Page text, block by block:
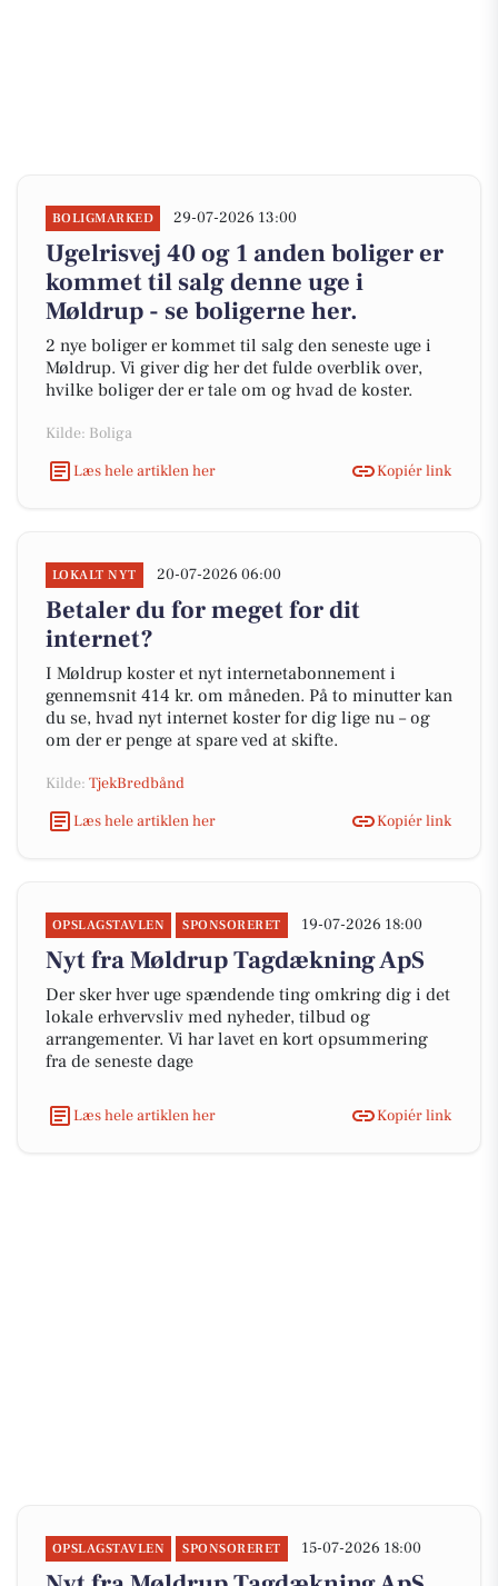
BOLIGMARKED 29-07-2026 13:00
Ugelrisvej 40 og 1 anden boliger er
kommet til salg denne uge i
Møldrup - se boligerne her.
2 nye boliger er kommet til salg den seneste uge i
Møldrup. Vi giver dig her det fulde overblik over,
hvilke boliger der er tale om og hvad de koster.
Kilde: Boliga
Læs hele artiklen her
Kopiér link
LOKALT NYT 20-07-2026 06:00
Betaler du for meget for dit
internet?
I Møldrup koster et nyt internetabonnement i
gennemsnit 414 kr. om måneden. På to minutter kan
du se, hvad nyt internet koster for dig lige nu – og
om der er penge at spare ved at skifte.
Kilde: TjekBredbånd
Læs hele artiklen her
Kopiér link
OPSLAGSTAVLEN SPONSORERET 19-07-2026 18:00
Nyt fra Møldrup Tagdækning ApS
Der sker hver uge spændende ting omkring dig i det
lokale erhvervsliv med nyheder, tilbud og
arrangementer. Vi har lavet en kort opsummering
fra de seneste dage
Læs hele artiklen her Kopiér link
OPSLAGSTAVLEN SPONSORERET 15-07-2026 18:00